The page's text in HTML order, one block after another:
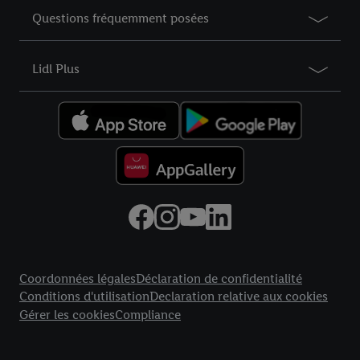
Questions fréquemment posées
Lidl Plus
Coordonnées légalesDéclaration de confidentialité
Conditions d'utilisationDeclaration relative aux cookies
Gérer les cookiesCompliance